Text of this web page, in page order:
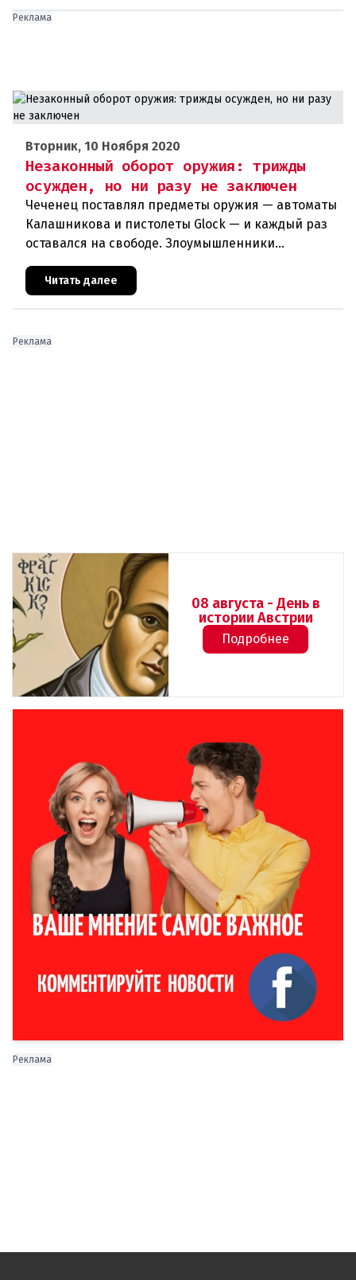
Реклама
Вторник, 10 Ноября 2020
Незаконный оборот оружия: трижды
осужден, но ни разу не заключен
Чеченец поставлял предметы оружия — автоматы
Калашникова и пистолеты Glock — и каждый раз
оставался на свободе. Злоумышленники
используют незаконный оборот оружия в своих
террористических планах. Куйт
Читать далее
Реклама
08 августа - День в
истории Австрии
Подробнее
Реклама